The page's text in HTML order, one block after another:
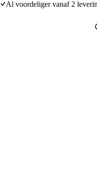
Al voordeliger vanaf 2